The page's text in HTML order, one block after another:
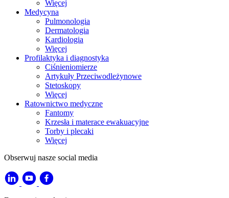
Więcej
Medycyna
Pulmonologia
Dermatologia
Kardiologia
Więcej
Profilaktyka i diagnostyka
Ciśnieniomierze
Artykuły Przeciwodleżynowe
Stetoskopy
Więcej
Ratownictwo medyczne
Fantomy
Krzesła i materace ewakuacyjne
Torby i plecaki
Więcej
Obserwuj nasze social media